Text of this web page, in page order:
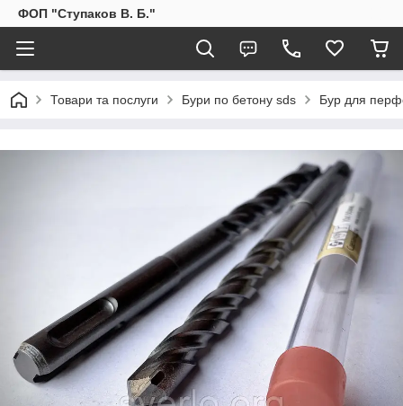
ФОП "Ступаков В. Б."
Товари та послуги Бури по бетону sds Бур для